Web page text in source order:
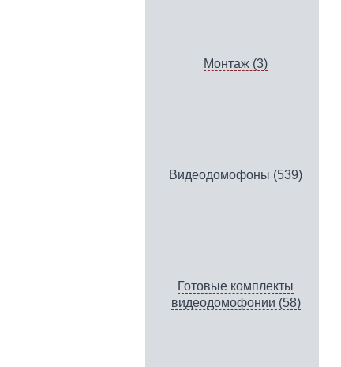
Монтаж (3)
Видеодомофоны (539)
Готовые комплекты
видеодомофонии (58)